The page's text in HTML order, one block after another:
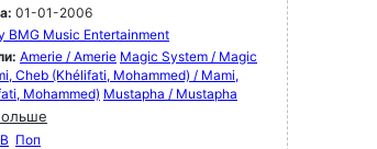
01-01-2006
BMG Music Entertainment
Amerie / Amerie Magic System / Magic
Cheb (Khélifati, Mohammed) / Mami,
Mohammed) Mustapha / Mustapha
Поп